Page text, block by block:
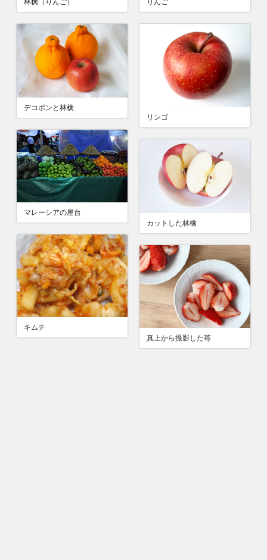
林檎（りんご） りんご
デコポンと林檎
リンゴ
マレーシアの屋台
カットした林檎
キムチ
真上から撮影した苺